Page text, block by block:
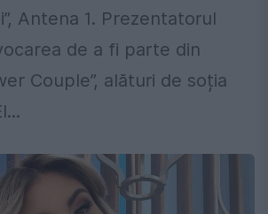
Antena 1. Prezentatorul
de a fi parte din
Couple”, alături de soția